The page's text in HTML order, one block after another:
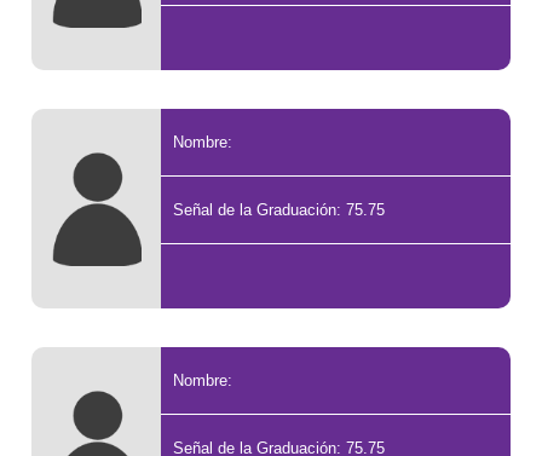
Nombre:
Señal de la Graduación: 75.75
Nombre:
Señal de la Graduación: 75.75